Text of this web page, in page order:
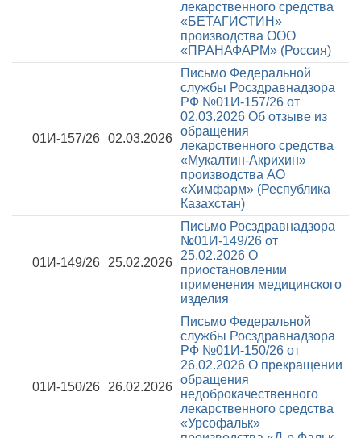
лекарственного средства
«БЕТАГИСТИН»
производства ООО
«ПРАНАФАРМ» (Россия)
01И-157/26 02.03.2026
Письмо Федеральной
службы Росздравнадзора
РФ №01И-157/26 от
02.03.2026 Об отзыве из
обращения
лекарственного средства
«Мукалтин-Акрихин»
производства АО
«Химфарм» (Республика
Казахстан)
01И-149/26 25.02.2026
Письмо Росздравнадзора
№01И-149/26 от
25.02.2026 О
приостановлении
применения медицинского
изделия
01И-150/26 26.02.2026
Письмо Федеральной
службы Росздравнадзора
РФ №01И-150/26 от
26.02.2026 О прекращении
обращения
недоброкачественного
лекарственного средства
«Урсофальк»